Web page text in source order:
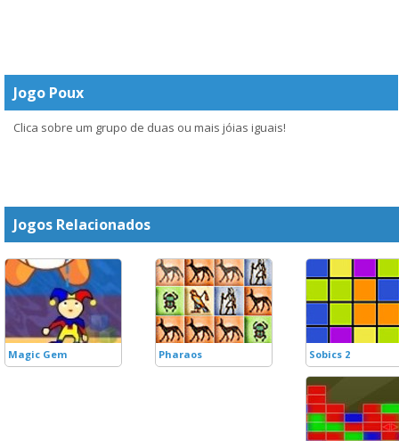
Jogo Poux
Clica sobre um grupo de duas ou mais jóias iguais!
Jogos Relacionados
Magic Gem Pharaos Sobics 2